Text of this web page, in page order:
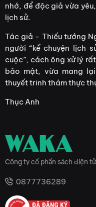
nhớ, để độc giả vừa
lịch sử.
Tác giả - Thiếu tướng
người “kể chuyện lịch
cuộc”, cách ông xử lý
bảo mật, vừa mang
thuyết trinh thám thực
Thục Anh
Công ty cổ phần sách điện
0877736289